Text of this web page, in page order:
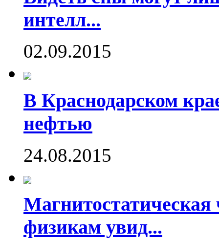
интелл...
02.09.2015
В Краснодарском
нефтью
24.08.2015
Магнитостатическая
физикам увид...